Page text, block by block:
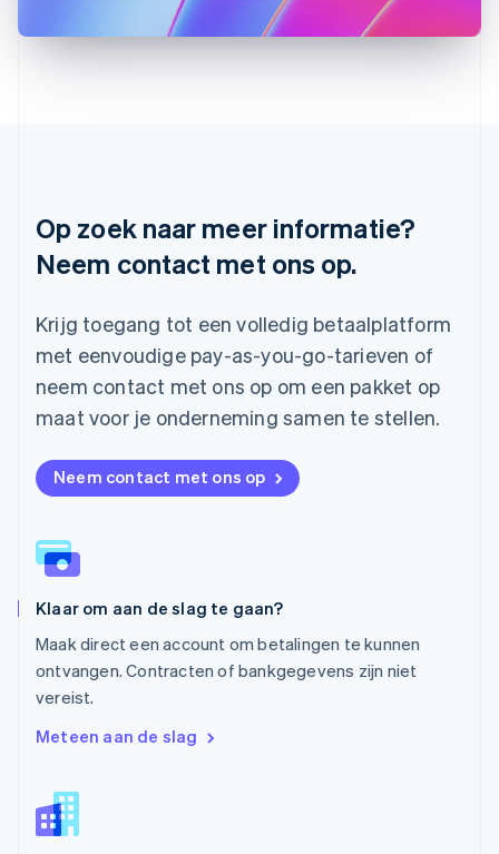
Op zoek naar meer informatie?
Neem contact met ons op.
Krijg toegang tot een volledig betaalplatform
met eenvoudige pay-as-you-go-tarieven of
neem contact met ons op om een pakket op
maat voor je onderneming samen te stellen.
Neem contact met ons op
Klaar om aan de slag te gaan?
Maak direct een account om betalingen te kunnen
ontvangen. Contracten of bankgegevens zijn niet
vereist.
Meteen aan de slag
Malta
English
Mexico
Nederland
Nederlands English
Nieuw-Zeeland
English
Noorwegen
Oostenrijk
DeutschEnglish
Polen
Portugal
Português
English
Singapore
Slovenië
English
Slowakije
Español
Thailand